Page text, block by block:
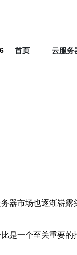
首页 云服务
器市场也逐渐崭
是一个至关重要